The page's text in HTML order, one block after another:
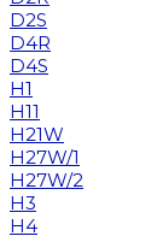
D2S
D4R
D4S
H1
H11
H21W
H27W/1
H27W/2
H3
H4